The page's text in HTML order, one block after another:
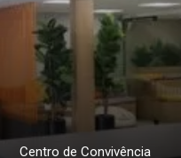
Centro de Convivência